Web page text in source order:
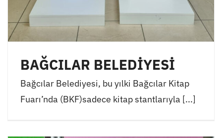
BAĞCILAR BELEDİYESİ
Bağcılar Belediyesi, bu yılki Bağcılar Kitap
Fuarı’nda (BKF)sadece kitap stantlarıyla [...]